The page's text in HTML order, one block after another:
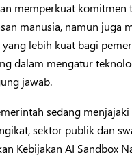
memperkuat komitmen
manusia, namun juga
yang lebih kuat bagi
dalam mengatur
jawab.
sedang
sektor publik dan
Kebijakan AI Sandbox